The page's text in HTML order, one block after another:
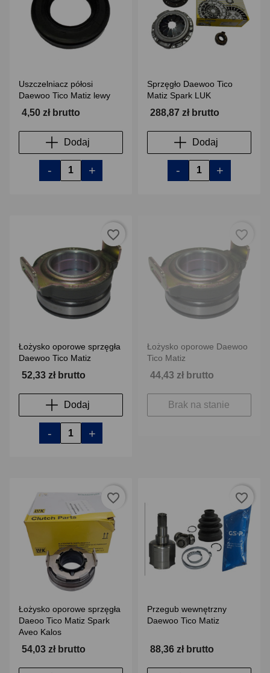
Uszczelniacz półosi
Daewoo Tico Matiz lewy
4,50 zł brutto
Dodaj
- +
Sprzęgło Daewoo Tico
Matiz Spark LUK
288,87 zł brutto
Dodaj
- +
Łożysko oporowe sprzęgła
Daewoo Tico Matiz
52,33 zł brutto
Dodaj
- +
favorite_border
Łożysko oporowe Daewoo
Tico Matiz
44,43 zł brutto
Brak na stanie
favorite_border
Łożysko oporowe sprzęgła
Daeoo Tico Matiz Spark
Aveo Kalos
54,03 zł brutto
favorite_border
Przegub wewnętrzny
Daewoo Tico Matiz
88,36 zł brutto
favorite_border